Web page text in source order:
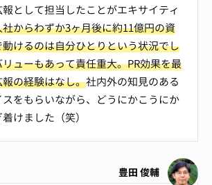
として担当したことがエキサイティ
社からわずか3ヶ月後に約11億円の資
けるのは自分ひとりという状況でし
ューもあって責任重大。PR効果を最
の経験はなし。社内外の知見のある
をもらいながら、どうにかこうにか
けました（笑）
豊田 俊輔